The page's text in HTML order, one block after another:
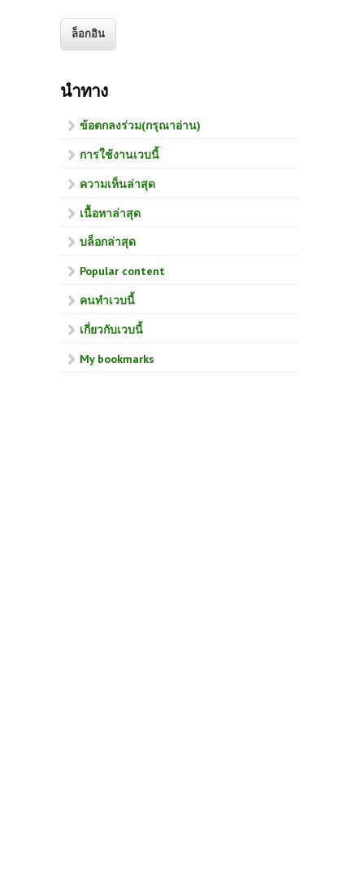
นำทาง
ข้อตกลงร่วม(กรุณาอ่าน)
การใช้งานเวบนี้
ความเห็นล่าสุด
เนื้อหาล่าสุด
บล็อกล่าสุด
Popular content
คนทำเวบนี้
เกี่ยวกับเวบนี้
My bookmarks